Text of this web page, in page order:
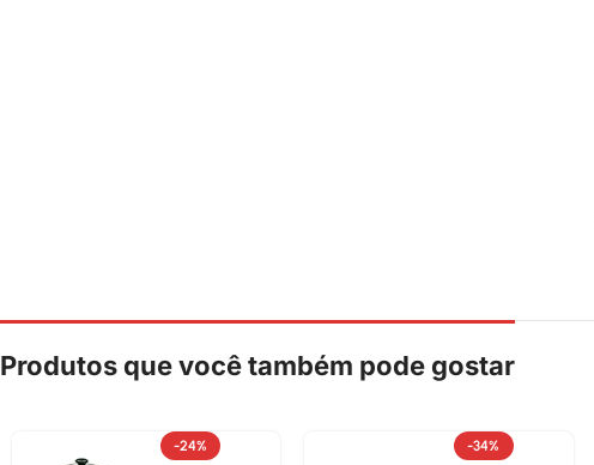
Produtos que você também pode gostar
-24% -34%